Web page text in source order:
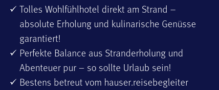
Tolles Wohlfühlhotel direkt am Strand –
absolute Erholung und kulinarische Genüsse
garantiert!
Perfekte Balance aus Stranderholung und
Abenteuer pur – so sollte Urlaub sein!
Bestens betreut vom hauser.reisebegleiter